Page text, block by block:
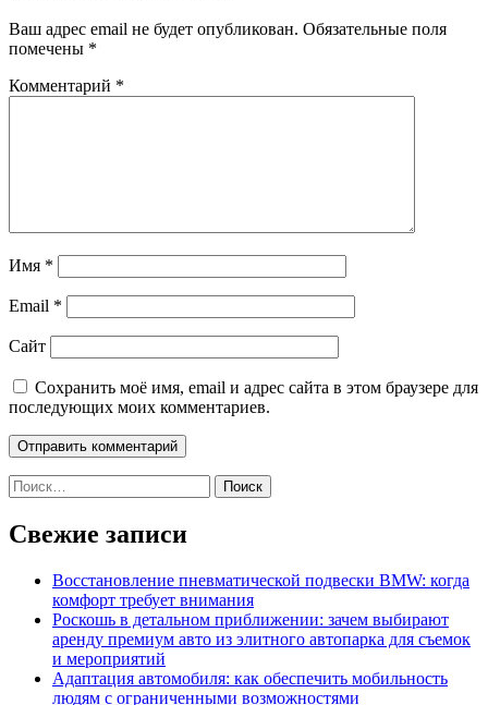
Ваш адрес email не будет опубликован. Обязательные поля
помечены *
Комментарий *
Имя *
Email *
Сайт
Сохранить моё имя, email и адрес сайта в этом браузере для
последующих моих комментариев.
Найти:
Свежие записи
Восстановление пневматической подвески BMW: когда
комфорт требует внимания
Роскошь в детальном приближении: зачем выбирают
аренду премиум авто из элитного автопарка для съемок
и мероприятий
Адаптация автомобиля: как обеспечить мобильность
людям с ограниченными возможностями